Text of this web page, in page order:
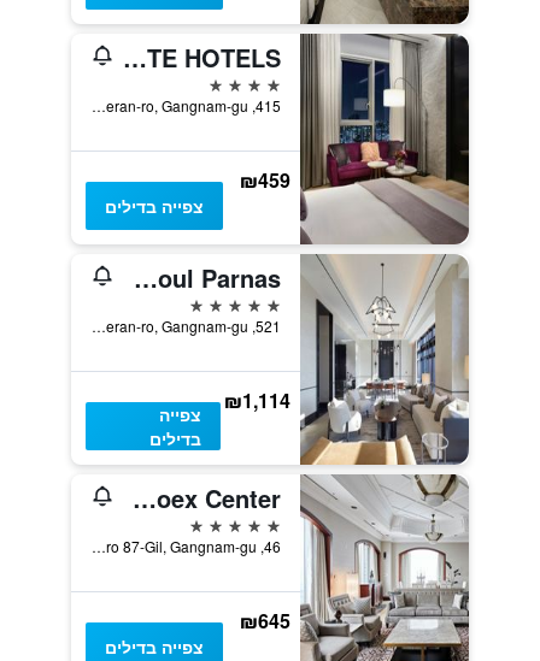
L7 GANGAM by LOTTE HOTELS
4 כוכבים
415, Teheran-ro, Gangnam-gu, סיאול, דרום קוריאה
₪459
צפייה בדילים
Grand Intercontinental Seoul Parnas
5 כוכבים
521, Teheran-ro, Gangnam-gu, סיאול, דרום קוריאה
₪1,114
צפייה
בדילים
Oakwood Premier Coex Center
5 כוכבים
46, Teheran-ro 87-Gil, Gangnam-gu, סיאול, דרום קוריאה
₪645
צפייה בדילים